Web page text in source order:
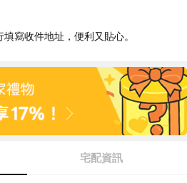
寫收件地址，便利又貼心。
宅配資訊